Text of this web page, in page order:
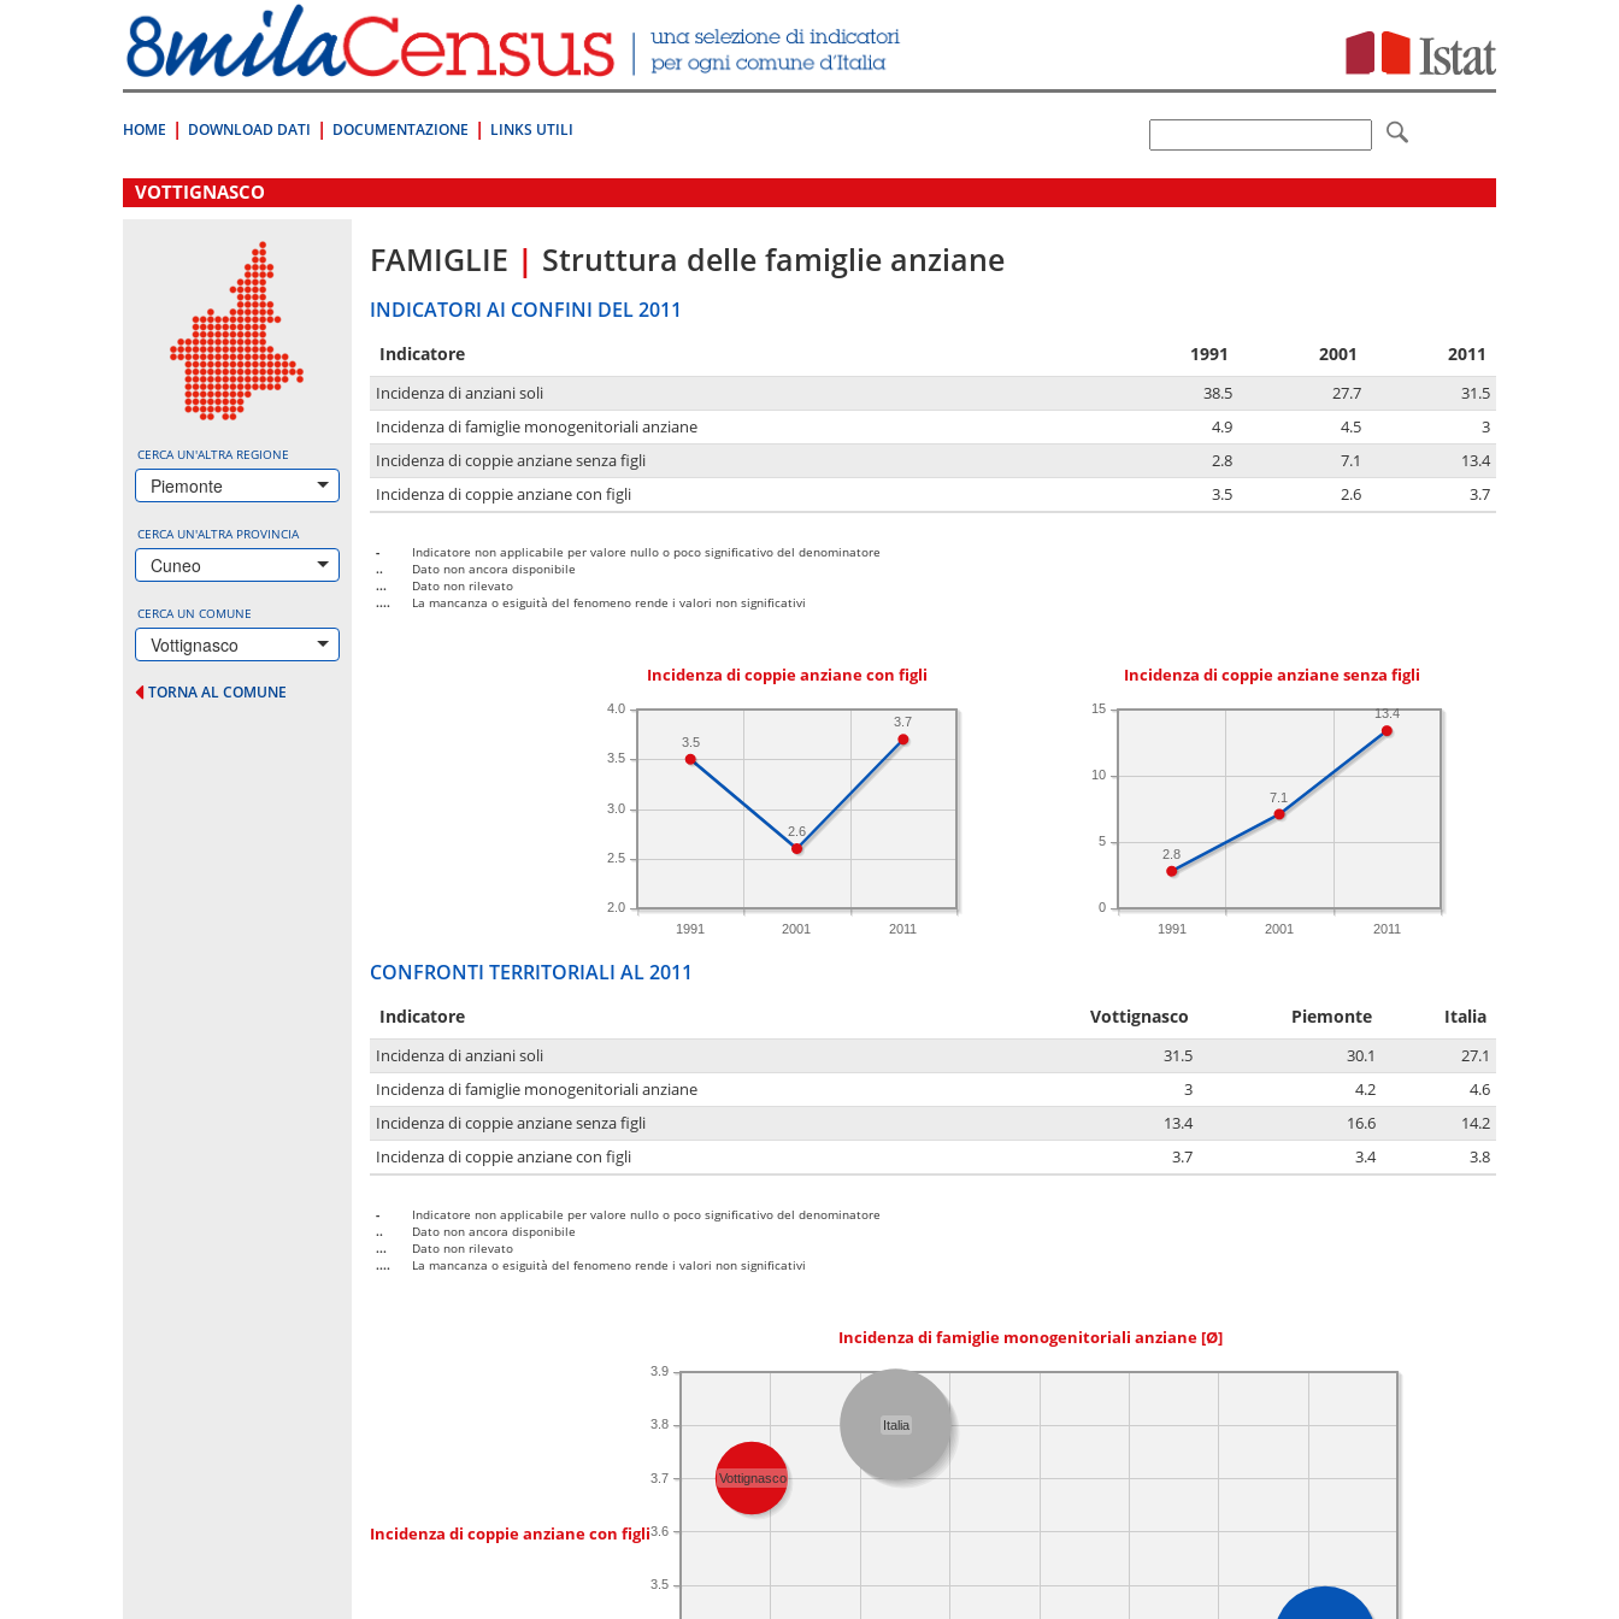
direttamente
a:
Contenuto
HOME DOWNLOAD DATI DOCUMENTAZIONE LINKS UTILI
.
VOTTIGNASCO
CERCA UN'ALTRA REGIONE
Piemonte
CERCA UN'ALTRA PROVINCIA
Cuneo
CERCA UN COMUNE
Vottignasco
TORNA AL COMUNE
FAMIGLIE | Struttura delle famiglie anziane
INDICATORI AI CONFINI DEL 2011
Indicatore 1991 2001 2011
Incidenza di anziani soli 38.5 27.7
31.5
Incidenza di famiglie monogenitoriali anziane
4.9 4.5
3
Incidenza di coppie anziane senza figli
2.8 7.1
13.4
Incidenza di coppie anziane con figli
3.5 2.6 3.7
-
Indicatore non applicabile per valore nullo o poco significativo del denominatore
..
Dato non ancora disponibile
...
Dato non rilevato
....
La mancanza o esiguità del fenomeno rende i valori non significativi
Incidenza di coppie anziane con figli
1991 2001 2011
2.0
2.5
3.0
3.5
4.0
3.7
2.6
3.5
Incidenza di coppie anziane senza figli
1991 2001 2011
0
5
10
15 13.4
7.1
2.8
CONFRONTI TERRITORIALI AL 2011
Indicatore Vottignasco Piemonte Italia
Incidenza di anziani soli 31.5 30.1
27.1
Incidenza di famiglie monogenitoriali anziane
3 4.2
4.6
Incidenza di coppie anziane senza figli
13.4 16.6
14.2
Incidenza di coppie anziane con figli
3.7 3.4 3.8
-
Indicatore non applicabile per valore nullo o poco significativo del denominatore
..
Dato non ancora disponibile
...
Dato non rilevato
....
La mancanza o esiguità del fenomeno rende i valori non significativi
Incidenza di famiglie monogenitoriali anziane [Ø]
Incidenza di coppie anziane con figli
3.5
3.6
3.7
3.8
3.9
Italia
Vottignasco